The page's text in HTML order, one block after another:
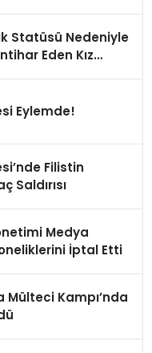
Statüsü Nedeniyle
Eden Kız
Eylemde!
Filistin
Saldırısı
Medya
İptal Etti
Mülteci Kampı’nda